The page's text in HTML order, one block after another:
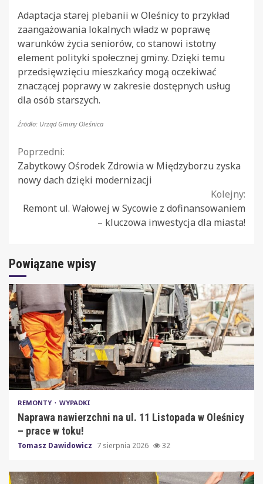
Adaptacja starej plebanii w Oleśnicy to przykład
zaangażowania lokalnych władz w poprawę
warunków życia seniorów, co stanowi istotny
element polityki społecznej gminy. Dzięki temu
przedsięwzięciu mieszkańcy mogą oczekiwać
znaczącej poprawy w zakresie dostępnych usług
dla osób starszych.
Źródło: Urząd Gminy Oleśnica
Continue
Reading
Poprzedni:
Zabytkowy Ośrodek Zdrowia w Międzyborzu zyska
nowy dach dzięki modernizacji
Kolejny:
Remont ul. Wałowej w Sycowie z dofinansowaniem
– kluczowa inwestycja dla miasta!
Powiązane wpisy
REMONTY WYPADKI
Naprawa nawierzchni na ul. 11 Listopada w Oleśnicy
– prace w toku!
Tomasz Dawidowicz 7 sierpnia 2026 32